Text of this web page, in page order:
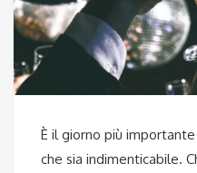
È il giorno più
che sia indimenticabile.